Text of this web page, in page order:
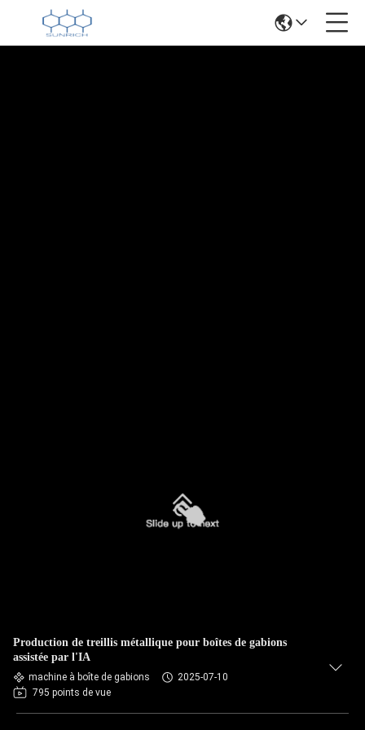
Production de treillis métallique pour boîtes de gabions
assistée par l'IA
machine à boîte de gabions
2025-07-10
795 points de vue